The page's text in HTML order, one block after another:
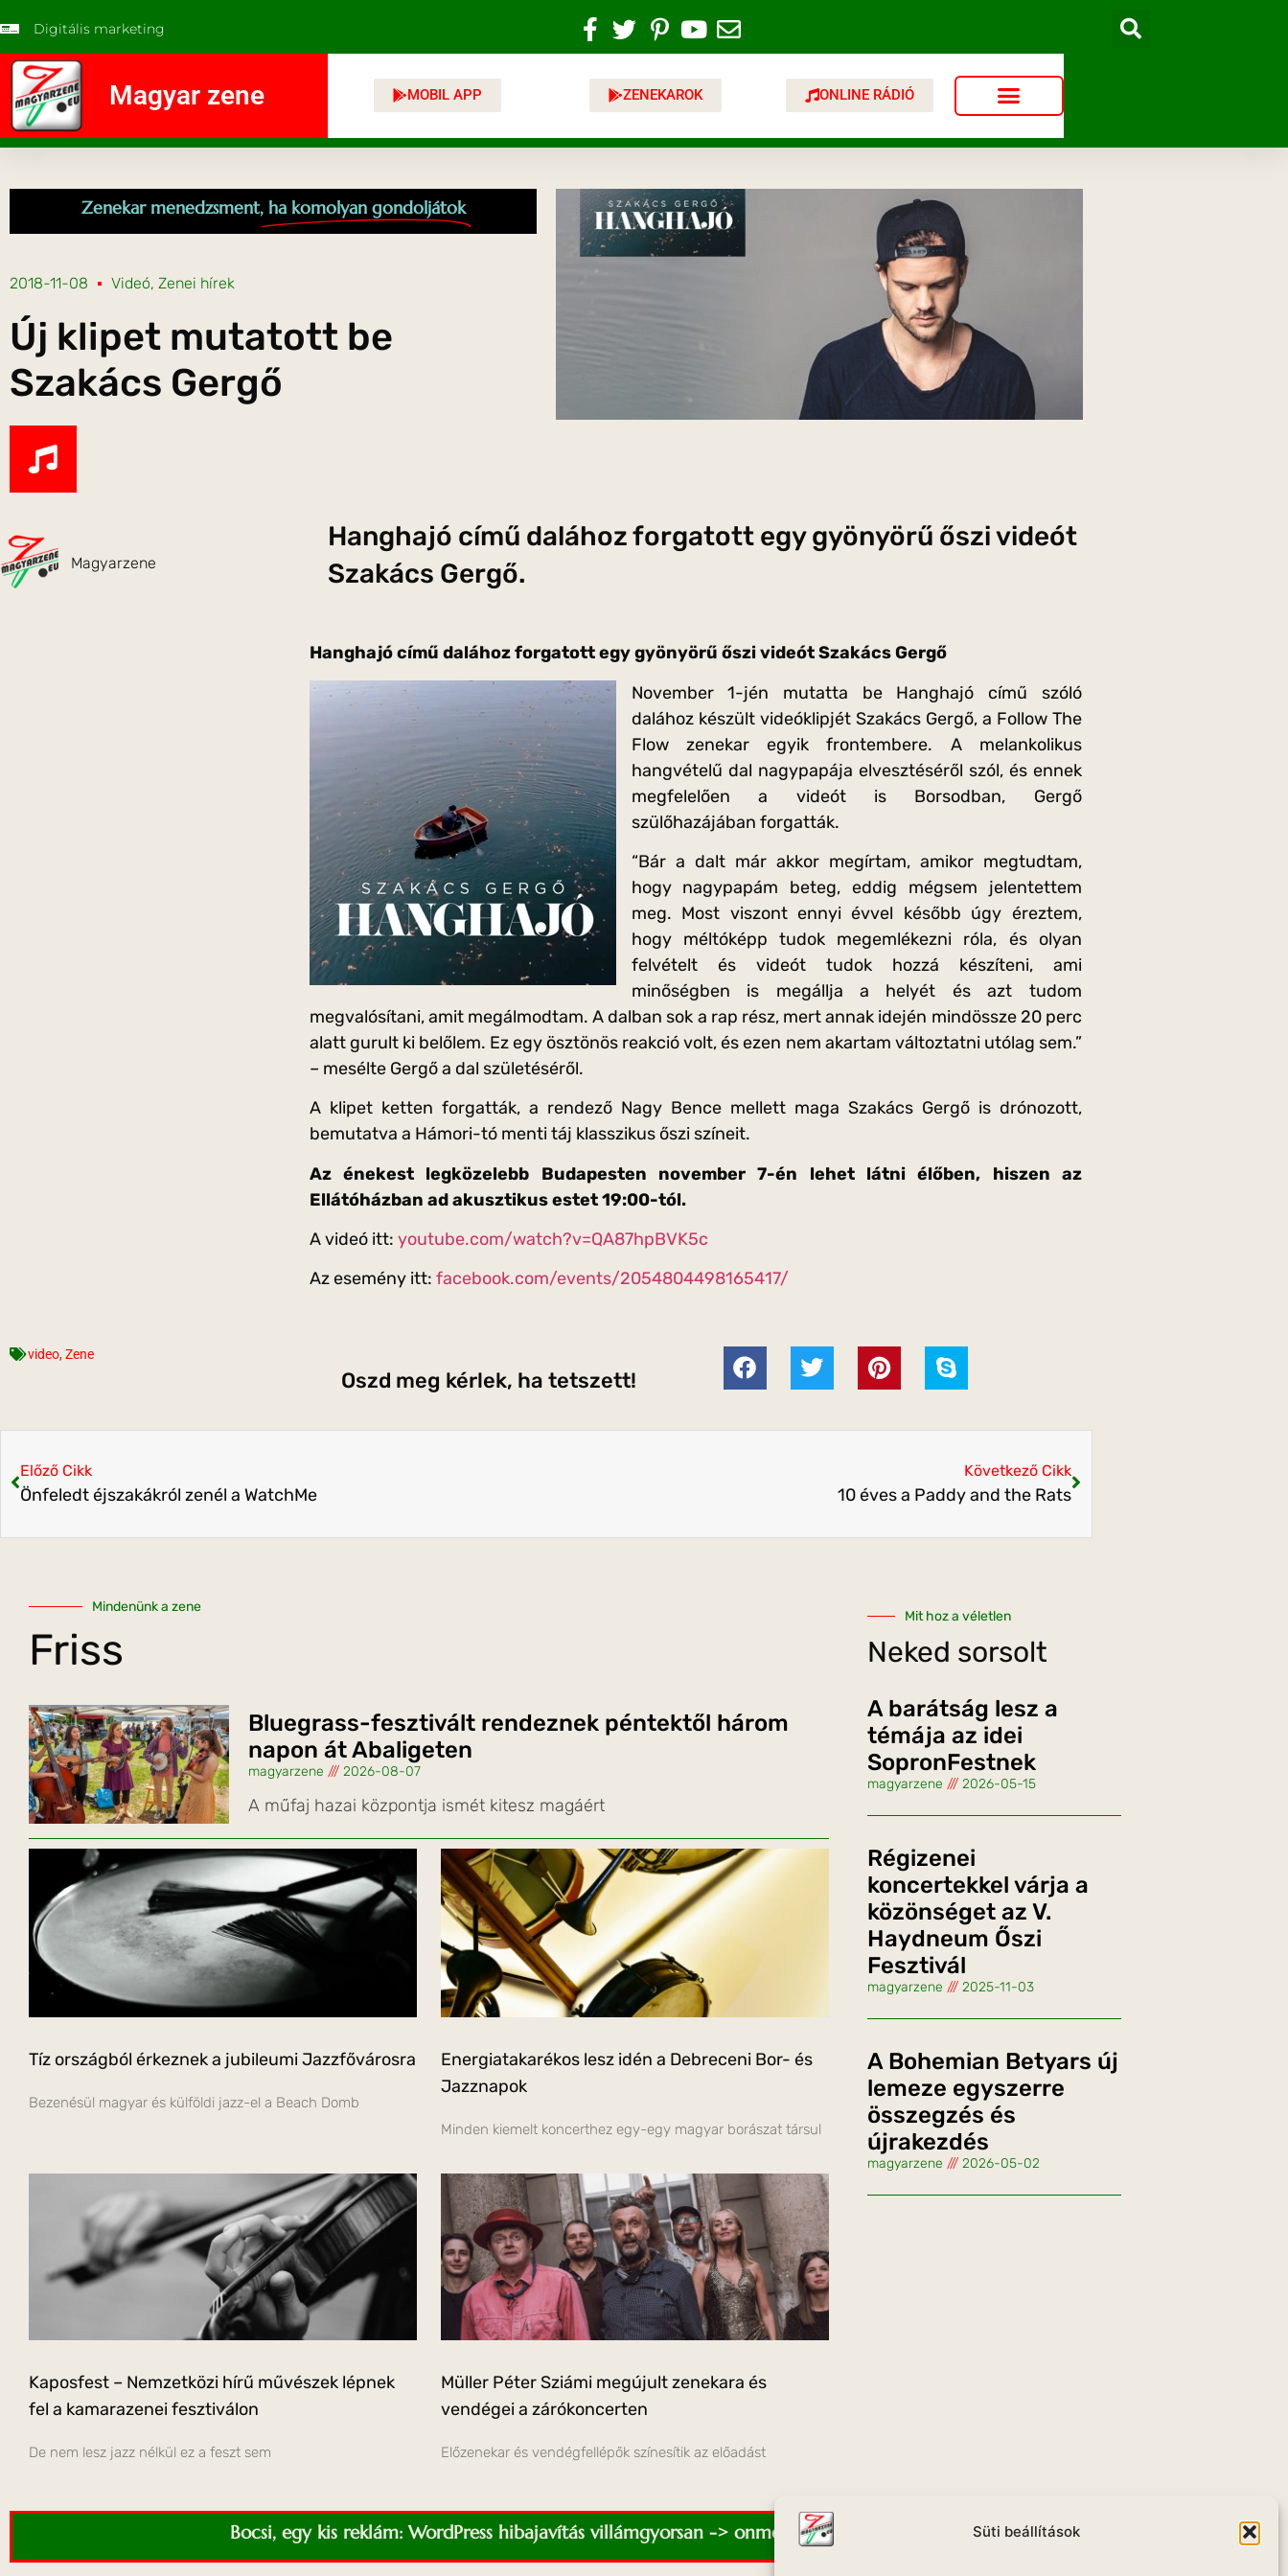
Süti beállítások
Digitális marketing
Magyar zene MOBIL APP ZENEKAROK ONLINE RÁDIÓ
Zenekar menedzsment, ha komolyan gondoljátok
2018-11-08 Videó, Zenei hírek
Új klipet mutatott be
Szakács Gergő
Magyarzene
Hanghajó című dalához forgatott egy gyönyörű őszi videót
Szakács Gergő.
Hanghajó című dalához forgatott egy gyönyörű őszi videót Szakács Gergő
November 1-jén mutatta be Hanghajó című szóló
dalához készült videóklipjét Szakács Gergő, a Follow The
Flow zenekar egyik frontembere. A melankolikus
hangvételű dal nagypapája elvesztéséről szól, és ennek
megfelelően a videót is Borsodban, Gergő
szülőhazájában forgatták.
“Bár a dalt már akkor megírtam, amikor megtudtam,
hogy nagypapám beteg, eddig mégsem jelentettem
meg. Most viszont ennyi évvel később úgy éreztem,
hogy méltóképp tudok megemlékezni róla, és olyan
felvételt és videót tudok hozzá készíteni, ami
minőségben is megállja a helyét és azt tudom
megvalósítani, amit megálmodtam. A dalban sok a rap rész, mert annak idején mindössze 20 perc
alatt gurult ki belőlem. Ez egy ösztönös reakció volt, és ezen nem akartam változtatni utólag sem.”
– mesélte Gergő a dal születéséről.
A klipet ketten forgatták, a rendező Nagy Bence mellett maga Szakács Gergő is drónozott,
bemutatva a Hámori-tó menti táj klasszikus őszi színeit.
Az énekest legközelebb Budapesten november 7-én lehet látni élőben, hiszen az
Ellátóházban ad akusztikus estet 19:00-tól.
A videó itt: youtube.com/watch?v=QA87hpBVK5c
Az esemény itt: facebook.com/events/2054804498165417/
video,Zene
Oszd meg kérlek, ha tetszett!
Előző Cikk
Önfeledt éjszakákról zenél a WatchMe
Következő Cikk
10 éves a Paddy and the Rats
Mindenünk a zene
Friss
Bluegrass-fesztivált rendeznek péntektől három
napon át Abaligeten
magyarzene 2026-08-07
A műfaj hazai központja ismét kitesz magáért
Tíz országból érkeznek a jubileumi Jazzfővárosra
Bezenésül magyar és külföldi jazz-el a Beach Domb
Energiatakarékos lesz idén a Debreceni Bor- és
Jazznapok
Minden kiemelt koncerthez egy-egy magyar borászat társul
Kaposfest – Nemzetközi hírű művészek lépnek
fel a kamarazenei fesztiválon
De nem lesz jazz nélkül ez a feszt sem
Müller Péter Sziámi megújult zenekara és
vendégei a zárókoncerten
Előzenekar és vendégfellépők színesítik az előadást
Mit hoz a véletlen
Neked sorsolt
A barátság lesz a
témája az idei
SopronFestnek
magyarzene 2026-05-15
Régizenei
koncertekkel várja a
közönséget az V.
Haydneum Őszi
Fesztivál
magyarzene 2025-11-03
A Bohemian Betyars új
lemeze egyszerre
összegzés és
újrakezdés
magyarzene 2026-05-02
Bocsi, egy kis reklám: WordPress hibajavítás villámgyorsan -> onmediaweb.eu